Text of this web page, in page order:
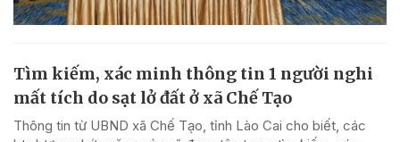
Tìm kiếm, xác minh thông tin 1 người nghi
mất tích do sạt lở đất ở xã Chế Tạo
Thông tin từ UBND xã Chế Tạo, tỉnh Lào Cai cho biết, các